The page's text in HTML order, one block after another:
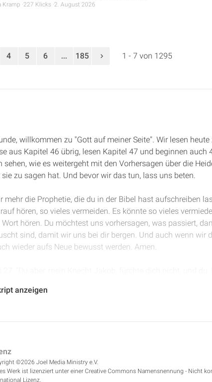
Kramp 227 Klicks 2. August 2026
4 5 6 ... 185 1 - 7 von 1295
willkommen zu "Gott auf meiner Seite". Wir lesen
aus Kapitel 46 übrig, lesen Kapitel 47 und beginnen auch
sehen, wie es weitergeht mit den Vorhersagen über die
zu sagen hat. Und bevor wir das tun, lass uns beten.
mehr die Prophetie, die du in der Bibel hast aufschreiben
hören, so vieles vermeiden. Es könnte so vieles
hören. Du möchtest uns vorhersagen, was passiert,
sind, damit wir uns bei dir bergen. Und auch wenn wir
wieder aufs Neue bewusst werden. Amen.
sicher wohnen, und niemand wird ihn aufschrecken.
sind ja eine ganz warmherzige Verheißung, die Gott hier
Götzendienst ja betrieben, deswegen muss ich euch
lassen. Aber im Gegensatz zu den Heiden, von
anzeigen
©2026 Joel Media Ministry e.V.
Werk ist lizenziert unter einer Creative Commons Namensnennung - Nicht
Lizenz.